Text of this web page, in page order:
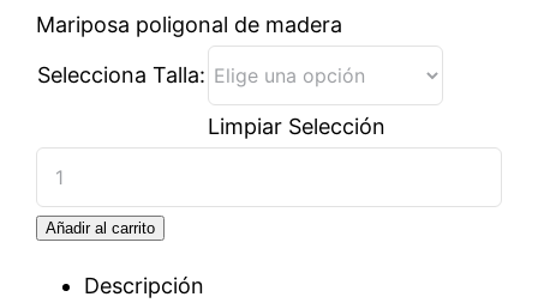
Mariposa poligonal de madera
Selecciona Talla:
Limpiar Selección
Mariposa
Poligonal
cantidad
Añadir al carrito
Descripción